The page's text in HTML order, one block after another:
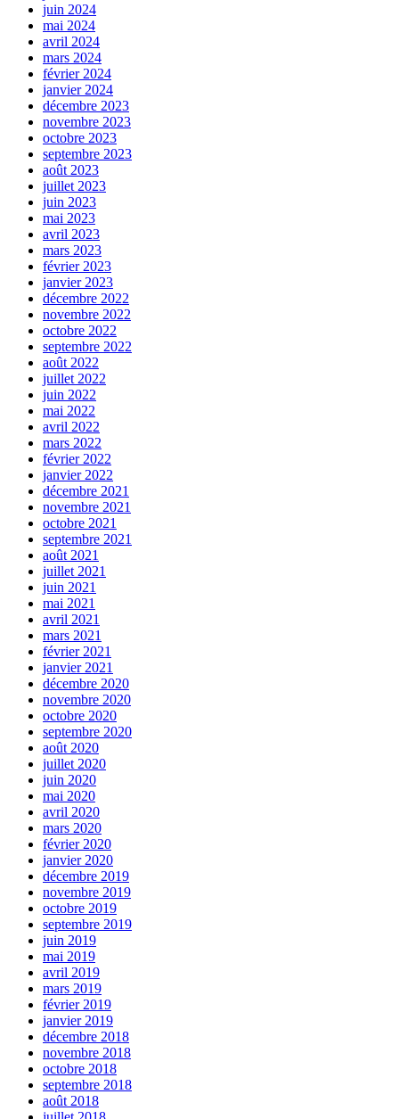
juin 2024
mai 2024
avril 2024
mars 2024
février 2024
janvier 2024
décembre 2023
novembre 2023
octobre 2023
septembre 2023
août 2023
juillet 2023
juin 2023
mai 2023
avril 2023
mars 2023
février 2023
janvier 2023
décembre 2022
novembre 2022
octobre 2022
septembre 2022
août 2022
juillet 2022
juin 2022
mai 2022
avril 2022
mars 2022
février 2022
janvier 2022
décembre 2021
novembre 2021
octobre 2021
septembre 2021
août 2021
juillet 2021
juin 2021
mai 2021
avril 2021
mars 2021
février 2021
janvier 2021
décembre 2020
novembre 2020
octobre 2020
septembre 2020
août 2020
juillet 2020
juin 2020
mai 2020
avril 2020
mars 2020
février 2020
janvier 2020
décembre 2019
novembre 2019
octobre 2019
septembre 2019
juin 2019
mai 2019
avril 2019
mars 2019
février 2019
janvier 2019
décembre 2018
novembre 2018
octobre 2018
septembre 2018
août 2018